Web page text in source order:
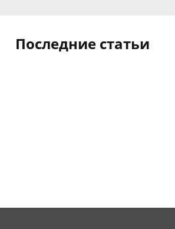
Последние статьи